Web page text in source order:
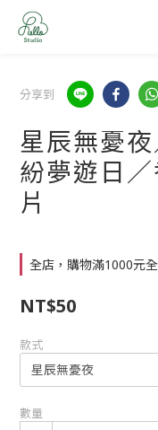
分享到
星辰無憂
紛夢遊日
片
全店，購物滿1000元
NT$50
款式
數量